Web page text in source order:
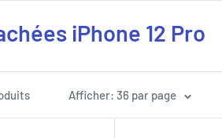
iPhone 12 Pro
Afficher: 36 par page